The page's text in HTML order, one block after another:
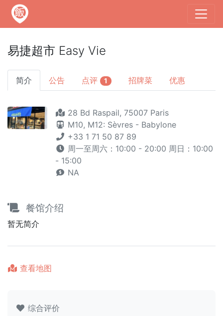
易捷超市 Easy Vie
简介 公告 点评 1 招牌菜 优惠
28 Bd Raspail, 75007 Paris
M10, M12: Sèvres - Babylone
+33 1 71 50 87 89
周一至周六：10:00 - 20:00 周日：10:00
- 15:00
NA
餐馆介绍
暂无简介
查看地图
综合评价